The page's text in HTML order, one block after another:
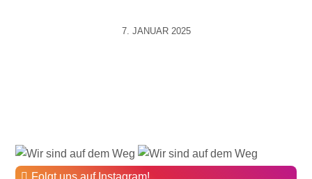
7. JANUAR 2025
Folgt uns auf Instagram!